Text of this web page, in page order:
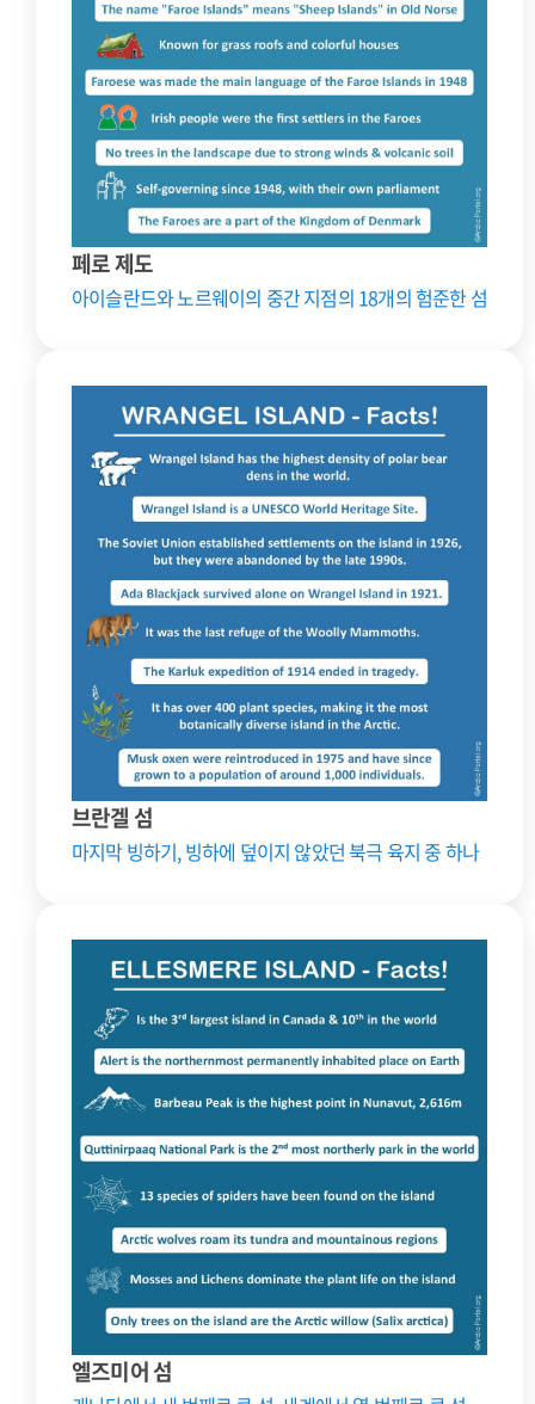
페로 제도
아이슬란드와 노르웨이의 중간 지점의 18개의 험준한 섬
브란겔 섬
마지막 빙하기, 빙하에 덮이지 않았던 북극 육지 중 하나
엘즈미어 섬